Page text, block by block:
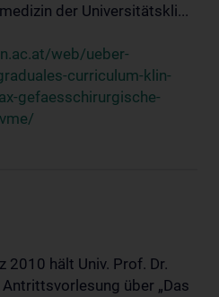
der Universitätskli...
web/ueber-
curriculum-klin-
gefaesschirurgische-
2010 hält Univ. Prof. Dr.
über „Das